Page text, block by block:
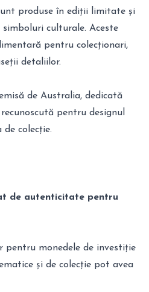
produse în ediții limitate și
culturale. Aceste
pentru colecționari,
detaliilor.
de Australia, dedicată
pentru designul
colecție.
de autenticitate pentru
pentru monedele de investiție
și de colecție pot avea